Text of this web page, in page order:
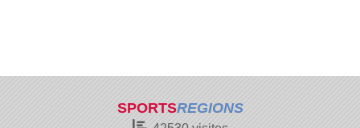
SPORTSREGIONS